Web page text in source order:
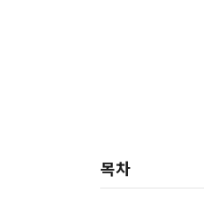
목차